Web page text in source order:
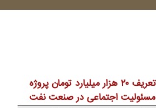
تعریف ۲۰ هزار میلیارد تومان پروژه
مسئولیت‌ اجتماعی در صنعت نفت